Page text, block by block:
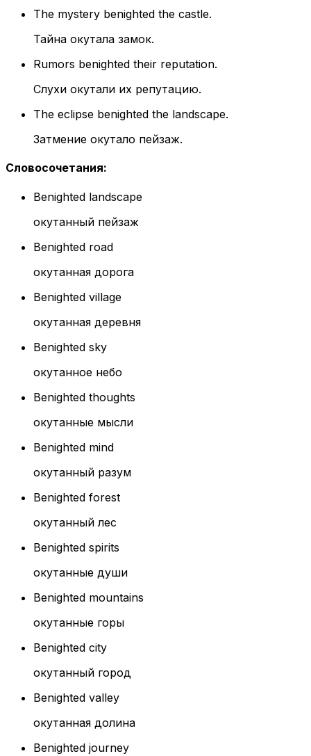
The mystery benighted the castle.
Тайна окутала замок.
Rumors benighted their reputation.
Слухи окутали их репутацию.
The eclipse benighted the landscape.
Затмение окутало пейзаж.
Словосочетания:
Benighted landscape
окутанный пейзаж
Benighted road
окутанная дорога
Benighted village
окутанная деревня
Benighted sky
окутанное небо
Benighted thoughts
окутанные мысли
Benighted mind
окутанный разум
Benighted forest
окутанный лес
Benighted spirits
окутанные души
Benighted mountains
окутанные горы
Benighted city
окутанный город
Benighted valley
окутанная долина
Benighted journey